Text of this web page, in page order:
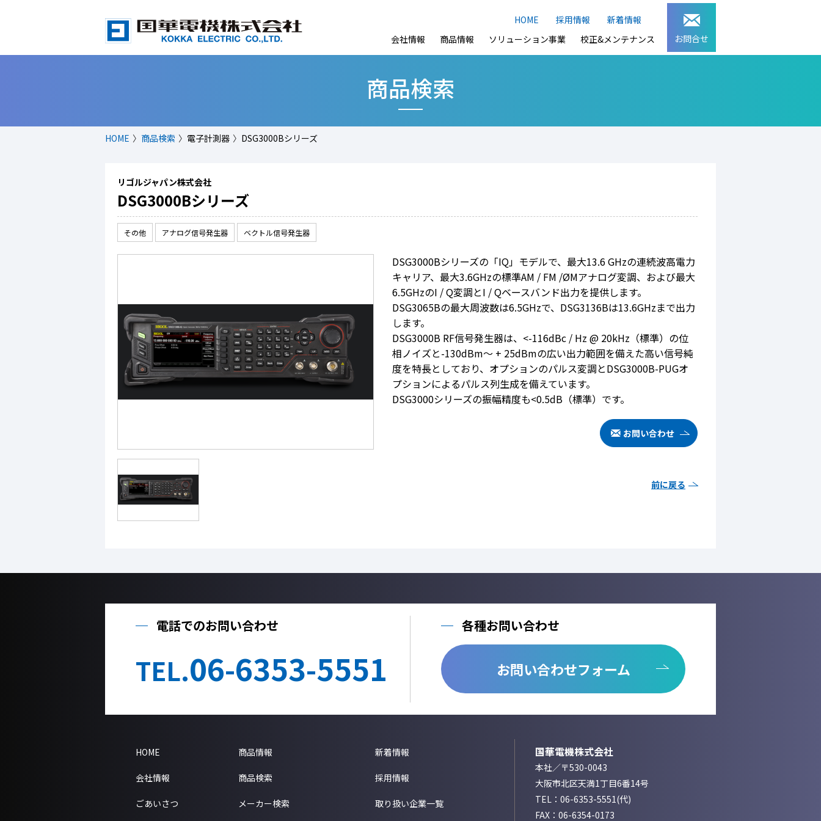
お問合せ
HOME 採用情報
新着情報
会社情報
商品情報 ソリューション事業 校正&メンテナンス
商品検索
HOME 商品検索 電子計測器 DSG3000Bシリーズ
リゴルジャパン株式会社
DSG3000Bシリーズ
その他 アナログ信号発生器 ベクトル信号発生器
DSG3000Bシリーズの「IQ」モデルで、最大13.6 GHzの連続波高電力
キャリア、最大3.6GHzの標準AM / FM /ØMアナログ変調、および最大
6.5GHzのI / Q変調とI / Qベースバンド出力を提供します。
DSG3065Bの最大周波数は6.5GHzで、DSG3136Bは13.6GHzまで出力
します。
DSG3000B RF信号発生器は、<-116dBc / Hz @ 20kHz（標準）の位
相ノイズと-130dBm〜 + 25dBmの広い出力範囲を備えた高い信号純
度を特長としており、オプションのパルス変調とDSG3000B-PUGオ
プションによるパルス列生成を備えています。
DSG3000シリーズの振幅精度も<0.5dB（標準）です。
お問い合わせ
前に戻る
電話でのお問い合わせ
TEL.06-6353-5551
各種お問い合わせ
お問い合わせフォーム
HOME
会社情報
ごあいさつ
商品情報
商品検索
メーカー検索
新着情報
採用情報
取り扱い企業一覧
国華電機株式会社
本社／〒530-0043
大阪市北区天満1丁目6番14号
TEL： 06-6353-5551(代)
FAX：06-6354-0173